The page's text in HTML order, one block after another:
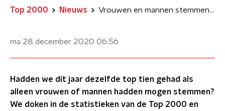
Top 2000 Nieuws Vrouwen en mannen stemmen anders voor de Top 2000
ma 28 december 2020 06:56
Hadden we dit jaar dezelfde top tien gehad als
alleen vrouwen of mannen hadden mogen stemmen?
We doken in de statistieken van de Top 2000 en